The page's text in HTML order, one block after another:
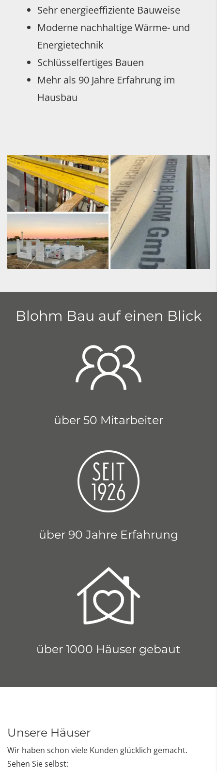
Sehr energieeffiziente Bauweise
Moderne nachhaltige Wärme- und
Energietechnik
Schlüsselfertiges Bauen
Mehr als 90 Jahre Erfahrung im
Hausbau
Blohm Bau auf einen Blick
über 50 Mitarbeiter
über 90 Jahre Erfahrung
über 1000 Häuser gebaut
Unsere Häuser
Wir haben schon viele Kunden glücklich gemacht.
Sehen Sie selbst: